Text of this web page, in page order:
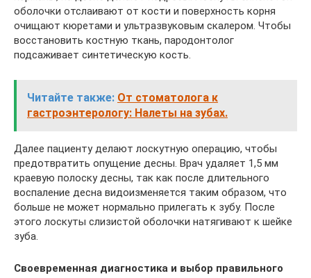
оболочки отслаивают от кости и поверхность корня
очищают кюретами и ультразвуковым скалером. Чтобы
восстановить костную ткань, пародонтолог
подсаживает синтетическую кость.
Читайте также: От стоматолога к
гастроэнтерологу: Налеты на зубах.
Далее пациенту делают лоскутную операцию, чтобы
предотвратить опущение десны. Врач удаляет 1,5 мм
краевую полоску десны, так как после длительного
воспаление десна видоизменяется таким образом, что
больше не может нормально прилегать к зубу. После
этого лоскуты слизистой оболочки натягивают к шейке
зуба.
Своевременная диагностика и выбор правильного